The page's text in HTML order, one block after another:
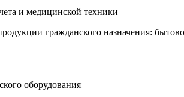
и медицинской техники
гражданского назначения:
оборудования